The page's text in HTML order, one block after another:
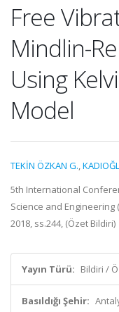
Free
Mindlin-
Using
Model
TEKİN ÖZKAN G.,
5th International
Science and Engineering
2018, ss.244, (Özet Bildiri)
Yayın Türü: Bildiri /
Basıldığı Şehir: